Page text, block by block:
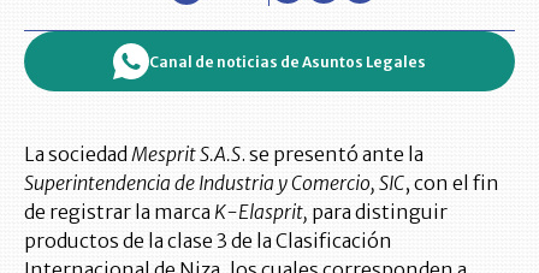
Canal de noticias de Asuntos Legales
La sociedad Mesprit S.A.S. se presentó ante la
Superintendencia de Industria y Comercio, SIC, con el fin
de registrar la marca K-Elasprit, para distinguir
productos de la clase 3 de la Clasificación